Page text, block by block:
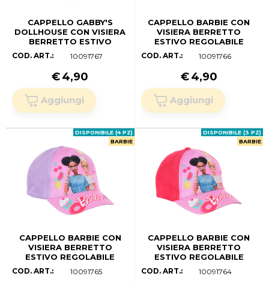
CAPPELLO GABBY'S
DOLLHOUSE CON VISIERA
BERRETTO ESTIVO
REGOLABILE BAMBINA -
YE40024FUCSIA (52 CM.)
COD. ART.: 10091767
€4,90
CAPPELLO BARBIE CON
VISIERA BERRETTO
ESTIVO REGOLABILE
BAMBINA - YE40008LILLA
(54 CM.)
COD. ART.: 10091766
€4,90
CAPPELLO BARBIE CON
VISIERA BERRETTO
ESTIVO REGOLABILE
BAMBINA - YE40008LILLA
(52 CM.)
COD. ART.: 10091765
BARBIE
DISPONIBILE (4 PZ)
CAPPELLO BARBIE CON
VISIERA BERRETTO
ESTIVO REGOLABILE
BAMBINA -
YE40008FUCSIA (54 CM.)
COD. ART.: 10091764
BARBIE
DISPONIBILE (3 PZ)